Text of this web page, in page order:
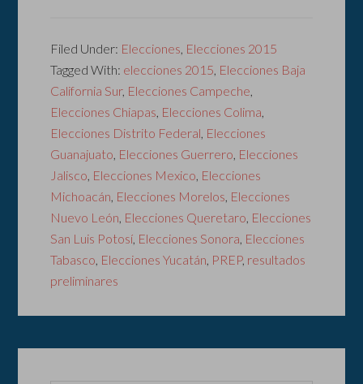
Filed Under: Elecciones, Elecciones 2015
Tagged With: elecciones 2015, Elecciones Baja
California Sur, Elecciones Campeche,
Elecciones Chiapas, Elecciones Colima,
Elecciones Distrito Federal, Elecciones
Guanajuato, Elecciones Guerrero, Elecciones
Jalisco, Elecciones Mexico, Elecciones
Michoacán, Elecciones Morelos, Elecciones
Nuevo León, Elecciones Queretaro, Elecciones
San Luis Potosí, Elecciones Sonora, Elecciones
Tabasco, Elecciones Yucatán, PREP, resultados
preliminares